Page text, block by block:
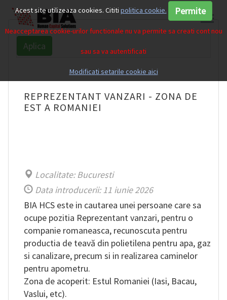
RO
Aplica
REPREZENTANT VANZARI - ZONA DE
EST A ROMANIEI
Localitate: Bucuresti
Data introducerii: 11 iunie 2026
BIA HCS este in cautarea unei persoane care sa
ocupe pozitia Reprezentant vanzari, pentru o
companie romaneasca, recunoscuta pentru
productia de teavă din polietilena pentru apa, gaz
si canalizare, precum si in realizarea caminelor
pentru apometru.
Zona de acoperit: Estul Romaniei (Iasi, Bacau,
Vaslui, etc).
Acest site utilizeaza cookies. Cititi politica cookie. Permite
Neacceptarea cookie-urilor functionale nu va permite sa creati cont nou
sau sa va autentificati
Modificati setarile cookie aici